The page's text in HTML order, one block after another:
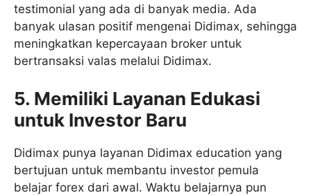
testimonial yang ada di banyak media. Ada
banyak ulasan positif mengenai Didimax, sehingga
meningkatkan kepercayaan broker untuk
bertransaksi valas melalui Didimax.
5. Memiliki Layanan Edukasi
untuk Investor Baru
Didimax punya layanan Didimax education yang
bertujuan untuk membantu investor pemula
belajar forex dari awal. Waktu belajarnya pun